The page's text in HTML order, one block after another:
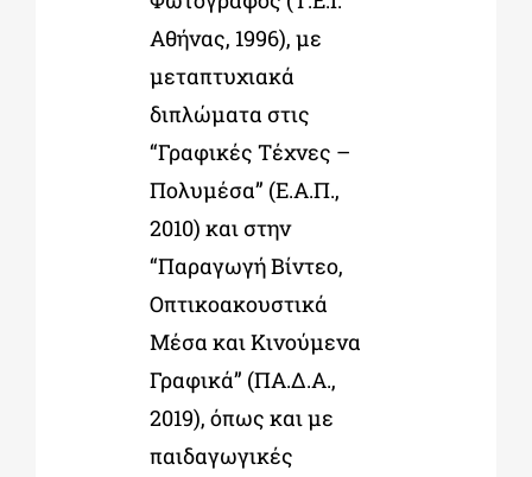
Αθήνας, 1996), µε
µεταπτυχιακά
διπλώµατα στις
“Γραφικές Τέχνες –
Πολυµέσα” (Ε.Α.Π.,
2010) και στην
“Παραγωγή Βίντεο,
Οπτικοακουστικά
Μέσα και Κινούµενα
Γραφικά” (ΠΑ.Δ.Α.,
2019), όπως και µε
παιδαγωγικές